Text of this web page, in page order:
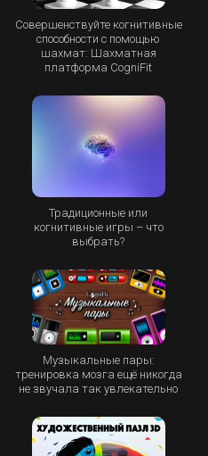
Совершенствуйте когнитивные
способности с помощью
шахмат: Шахматная
платформа CogniFit
Традиционные или
когнитивные игры – что
выбрать?
Музыкальные пары:
тренировка мозга ещё никогда
не звучала так увлекательно